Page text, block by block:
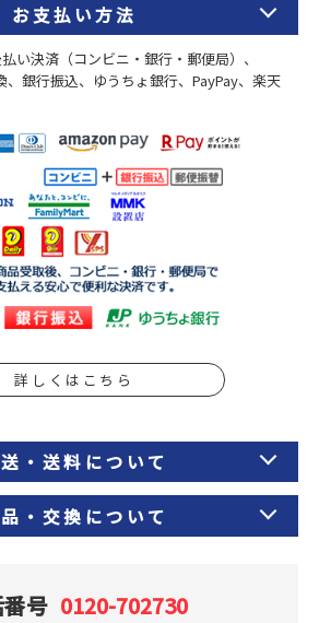
お支払い方法
い決済（コンビニ・銀行・郵便局）、
、銀行振込、ゆうちょ銀行、PayPay、楽天
詳しくはこちら
・送料について
・交換について
号 0120-702730